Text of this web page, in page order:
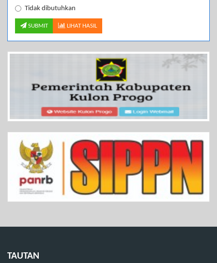
Tidak dibutuhkan
SUBMIT LIHAT HASIL
TAUTAN